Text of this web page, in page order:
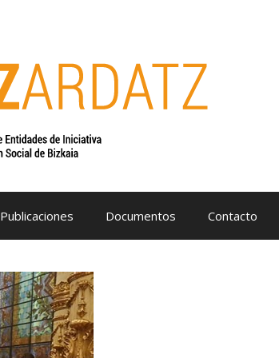
Publicaciones Documentos Contacto